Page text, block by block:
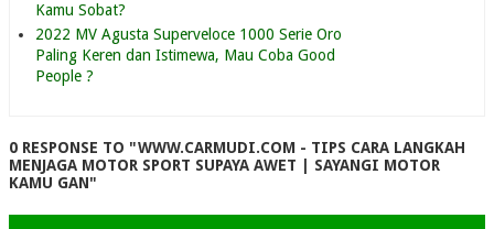
Kamu Sobat?
2022 MV Agusta Superveloce 1000 Serie Oro
Paling Keren dan Istimewa, Mau Coba Good
People ?
0 RESPONSE TO "WWW.CARMUDI.COM - TIPS CARA LANGKAH
MENJAGA MOTOR SPORT SUPAYA AWET | SAYANGI MOTOR
KAMU GAN"